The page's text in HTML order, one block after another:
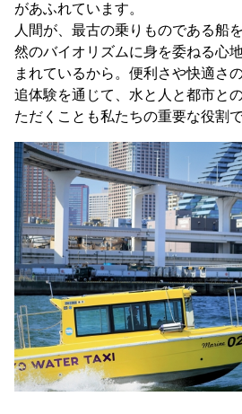
があふれています。
人間が、最古の乗りものである船
然のバイオリズムに身を委ねる心
まれているから。便利さや快適さ
追体験を通じて、水と人と都市と
ただくことも私たちの重要な役割で